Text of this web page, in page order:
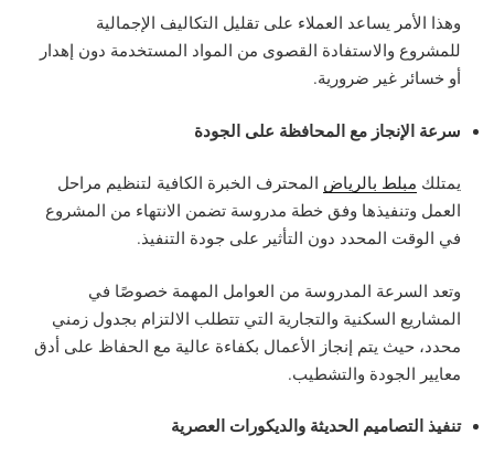
وهذا الأمر يساعد العملاء على تقليل التكاليف الإجمالية
للمشروع والاستفادة القصوى من المواد المستخدمة دون إهدار
أو خسائر غير ضرورية.
سرعة الإنجاز مع المحافظة على الجودة
يمتلك مبلط بالرياض المحترف الخبرة الكافية لتنظيم مراحل
العمل وتنفيذها وفق خطة مدروسة تضمن الانتهاء من المشروع
في الوقت المحدد دون التأثير على جودة التنفيذ.
وتعد السرعة المدروسة من العوامل المهمة خصوصًا في
المشاريع السكنية والتجارية التي تتطلب الالتزام بجدول زمني
محدد، حيث يتم إنجاز الأعمال بكفاءة عالية مع الحفاظ على أدق
معايير الجودة والتشطيب.
تنفيذ التصاميم الحديثة والديكورات العصرية